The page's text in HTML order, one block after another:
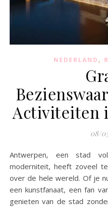
NEDERLAND ,
Activiteiten
08/
Antwerpen, een stad vol geschiedenis, cultuur en
moderniteit, heeft zoveel
over de hele wereld. Of je
een kunstfanaat, een fan
genieten van de stad